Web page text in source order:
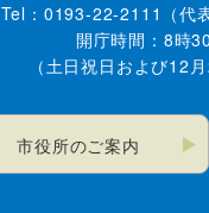
Tel：0193-22-2111（代
開庁時間：8時
（土日祝日および12
市役所のご案内